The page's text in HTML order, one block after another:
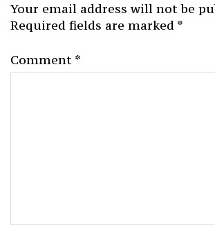
Your email address will not be
Required fields are marked *
Comment *